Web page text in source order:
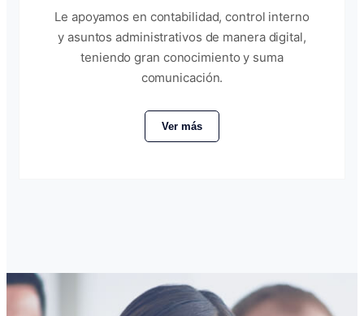
Le apoyamos en contabilidad, control interno
y asuntos administrativos de manera digital,
teniendo gran conocimiento y suma
comunicación.
Ver más